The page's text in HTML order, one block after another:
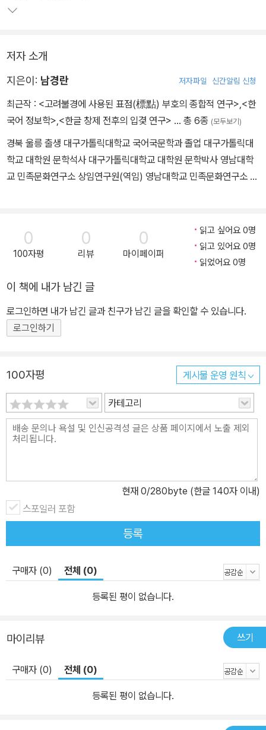
저자 소개
지은이: 남경란 저자파일 신간알림 신청
최근작 : <고려불경에 사용된 표점(標點) 부호의 종합적 연구>,<한
국어 정보학>,<한글 창제 전후의 입겿 연구> … 총 6종 (모두보기)
경북 울릉 출생 대구가톨릭대학교 국어국문학과 졸업 대구가톨릭대
학교 대학원 문학석사 대구가톨릭대학교 대학원 문학박사 영남대학
교 민족문화연구소 상임연구원(역임) 영남대학교 민족문화연구소 전
음독 입겿[구결]의 종합적 고찰>(2005) <여말선초 음독 입겿[구
결] 자형과 기능의 통시적 고찰>(2009) <한글 창제 전후의 입겿[구
결] 연구>(2016) ｢중세한국어 연구를 위한 전산 처리 방안｣(2003)
터베이스 구축과 활용｣(2004) ｢동해안 어촌 지역어의 사회언어학
적 연구｣(2004) ｢중세국어 음운현상의 교육 방안｣(2009) ｢15세
기 문헌자료의 전산화-연구자 중심 말뭉치 구축 및 활용｣(2014) 등
0
100자평
0
리뷰
0
마이페이퍼
읽고 싶어요 0명
읽고 있어요 0명
읽었어요 0명
이 책에 내가 남긴 글
로그인하면 내가 남긴 글과 친구가 남긴 글을 확인할 수 있습니다.
로그인하기
100자평 게시물 운영 원칙
카테고리
현재 0/280byte (한글 140자 이내)
스포일러 포함
등록
구매자 (0) 전체 (0)
등록된 평이 없습니다.
마이리뷰 쓰기
구매자 (0) 전체 (0)
등록된 평이 없습니다.